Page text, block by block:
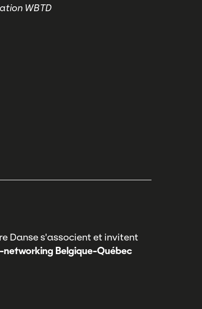
WBTD
Danse s'associent et invitent
Belgique-Québec